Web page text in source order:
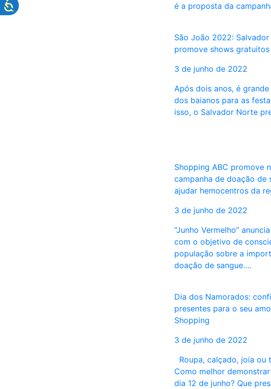
é a proposta da
São João 2022:
promove shows gratuitos
3 de junho de 2022
Após dois anos, é
dos baianos para as
isso, o Salvador Norte
Shopping ABC promove
campanha de doação de
ajudar hemocentros da
3 de junho de 2022
“Junho Vermelho”
com o objetivo de
população sobre a
doação de sangue….
Dia dos Namorados:
presentes para o seu
Shopping
3 de junho de 2022
Roupa, calçado, joia ou
Como melhor
dia 12 de junho? Que